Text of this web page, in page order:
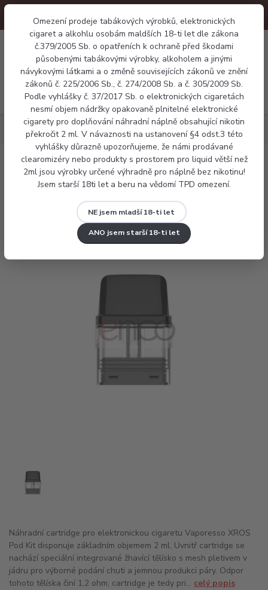
Omezení prodeje tabákových výrobků, elektronických
cigaret a alkohlu osobám maldších 18-ti let dle zákona
č.379/2005 Sb. o opatřeních k ochraně před škodami
působenými tabákovými výrobky, alkoholem a jinými
návykovými látkami a o změně souvisejících zákonů ve znění
zákonů č. 225/2006 Sb., č. 274/2008 Sb. a č. 305/2009 Sb.
Podle vyhlášky č. 37/2017 Sb. o elektronických cigaretách
nesmí objem nádržky opakovaně plnitelné elektronické
cigarety pro doplňování náhradní náplně obsahující nikotin
překročit 2 ml. V návaznosti na ustanovení §4 odst.3 této
vyhlášky důrazně upozorňujeme, že námi prodávané
clearomizéry nebo produkty s prostorem pro liquid větší než
2ml jsou výrobky určené výhradně pro náplně bez nikotinu!
Jsem starší 18ti let a beru na vědomí TPD omezení.
NE jsem mladší 18-ti let
ANO jsem starší 18-ti let
Menu
0 Kč
Tanky a Pody Pody Vaporesso XROS Pod 1,2 ohm 2ml
Vaporesso XROS Pod 1,2 ohm 2ml
Náhradní cartridge pro elektronickou cigaretu Vaporesso XROS
Pod Kit disponuje základním objemem 2 ml. Uvnitř cartridge se
nachází speciální integrované žhavící tělísko s mesh pletivem v
jádru pro výborné podání chuti a jemnou produkci páry. Odpor
tohoto tělíska činí 1,2 ohm, cartridge je tedy pri... celý popis